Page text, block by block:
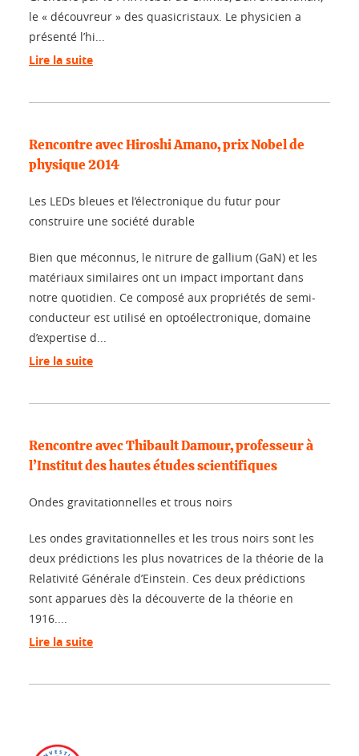
le « découvreur » des quasicristaux. Le physicien a
présenté l’hi...
Lire la suite
Rencontre avec Hiroshi Amano, prix Nobel de
physique 2014
Les LEDs bleues et l’électronique du futur pour
construire une société durable
Bien que méconnus, le nitrure de gallium (GaN) et les
matériaux similaires ont un impact important dans
notre quotidien. Ce composé aux propriétés de semi-
conducteur est utilisé en optoélectronique, domaine
d’expertise d...
Lire la suite
Rencontre avec Thibault Damour, professeur à
l’Institut des hautes études scientifiques
Ondes gravitationnelles et trous noirs
Les ondes gravitationnelles et les trous noirs sont les
deux prédictions les plus novatrices de la théorie de la
Relativité Générale d’Einstein. Ces deux prédictions
sont apparues dès la découverte de la théorie en
1916....
Lire la suite